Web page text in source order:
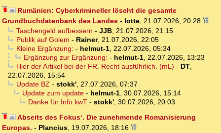
Rumänien: Cyberkrimineller löscht die gesamte
Grundbuchdatenbank des Landes - lotte, 21.07.2026, 20:28
Taschengeld aufbessern - JJB, 21.07.2026, 21:15
Publik auf Golem - Rainer, 21.07.2026, 22:05
Kleine Ergänzung: - helmut-1, 22.07.2026, 05:34
Ergänzung zur Ergänzung: - helmut-1, 22.07.2026, 13:23
Hier der Artikel bei der FR. Recht ausführlich. (mL) - DT,
22.07.2026, 15:54
Update BZ- stokk', 27.07.2026, 07:37
Update zum update- helmut-1, 30.07.2026, 15:14
Danke für Info kwT- stokk', 30.07.2026, 20:03
Abseits des Fokus‘. Die zunehmende Romanisierung
Europas. - Plancius, 19.07.2026, 18:16